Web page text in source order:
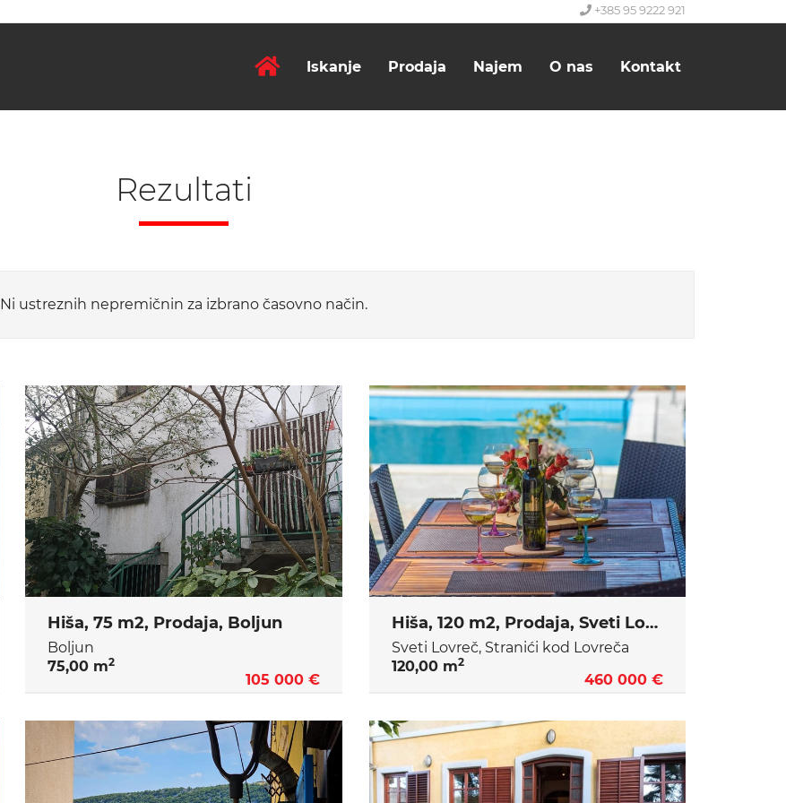
+385 95 9222 921
Iskanje Prodaja Najem O nas Kontakt
Rezultati
Ni ustreznih nepremičnin za izbrano časovno način.
Hiša, 75 m2, Prodaja, Boljun
Boljun
75,00 m2
105 000 €
Hiša, 120 m2, Prodaja, Sveti Lovreč - Stranići kod Lovreča
Sveti Lovreč, Stranići kod Lovreča
120,00 m2
460 000 €